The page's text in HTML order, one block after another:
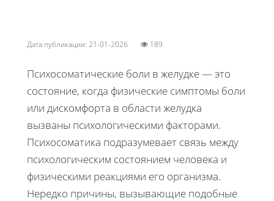
Дата публикации: 21-01-2026 189
Психосоматические боли в желудке — это
состояние, когда физические симптомы боли
или дискомфорта в области желудка
вызваны психологическими факторами.
Психосоматика подразумевает связь между
психологическим состоянием человека и
физическими реакциями его организма.
Нередко причины, вызывающие подобные